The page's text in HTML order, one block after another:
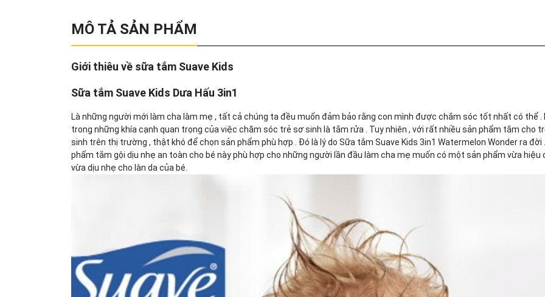
MÔ TẢ SẢN PHẨM
Giới thiêu về sữa tắm Suave Kids
Sữa tắm Suave Kids Dưa Hấu 3in1
Là những người mới làm cha làm mẹ , tất cả chúng ta đều muốn đảm bảo rằng con mình được chắm sóc tốt nhất có thể .
trong những khía cạnh quan trọng của việc chăm sóc trẻ sơ sinh là tắm rửa . Tuy nhiên , với rất nhiều sản phẩm tắm cho
sinh trên thị trường , thật khó để chọn sản phẩm phù hợp . Đó là lý do Sữa tắm Suave Kids 3in1 Watermelon Wonder ra đời
phẩm tắm gội dịu nhẹ an toàn cho bé này phù hợp cho những người lần đầu làm cha mẹ muốn có một sản phẩm vừa hiệu
vừa dịu nhẹ cho làn da của bé.